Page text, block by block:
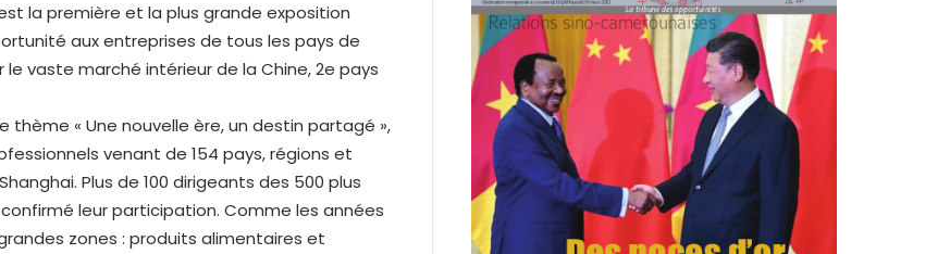
la première et la plus grande exposition
aux entreprises de tous les pays de
vaste marché intérieur de la Chine, 2e pays
« Une nouvelle ère, un destin partagé »,
venant de 154 pays, régions et
Plus de 100 dirigeants des 500 plus
leur participation. Comme les années
zones : produits alimentaires et